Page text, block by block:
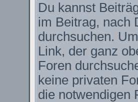
Du kannst
im Beitrag, nach
durchsuchen.
Link, der ganz
Foren
keine privaten
die notwendigen